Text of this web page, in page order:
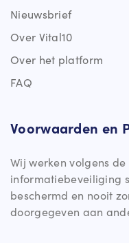
Nieuwsbrief
Over Vital10
Over het platform
FAQ
Voorwaarden en
Wij werken volgens de
informatiebeveiliging
beschermd en nooit
doorgegeven aan